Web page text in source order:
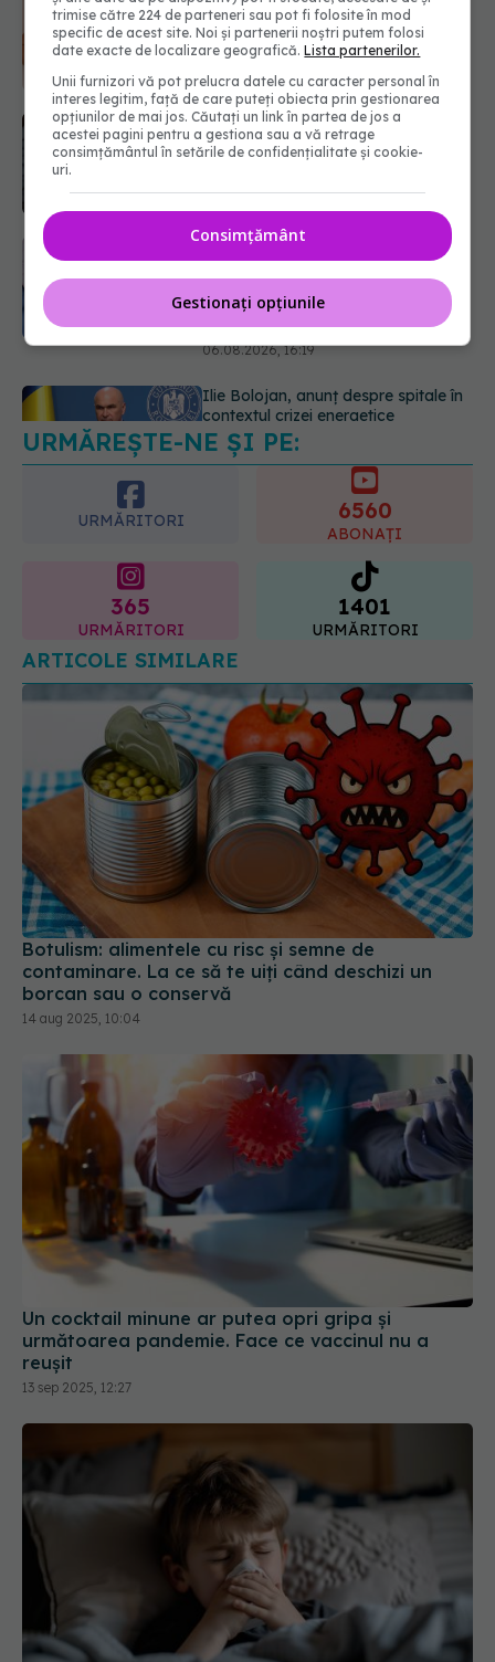
explică de ce a luat măsura
06.08.2026, 16:37
Cum aleg medicii combinația
potrivită de medicamente pentru
hipertensiune. De ce doi pacienți cu
aceeași tensiune pot primi
Ilie Bolojan, anunț despre spitale în
contextul crizei energetice
care pot fi tratate fără operație. Dr.
Sorin Bogdan (SANADOR): Chirurgia
este indicată doar punctual, pentru
anumite categorii de paciente
URMĂREȘTE-NE ȘI PE:
URMĂRITORI 6560
365 1401
URMĂRITORI
ARTICOLE SIMILARE
Botulism: alimentele cu risc și semne de
contaminare. La ce să te uiți când deschizi un
borcan sau o conservă
14 aug 2025, 10:04
Un cocktail minune ar putea opri gripa și
următoarea pandemie. Face ce vaccinul nu a
reușit
EXCLUSIV
Marinescu: Cum explică părinții antivacciniști
moartea unui copil dintr-o boală prevenibilă
trimise către 224 de parteneri sau pot fi folosite în mod
specific de acest site. Noi și partenerii noștri putem folosi
date exacte de localizare geografică.Lista partenerilor.
Unii furnizori vă pot prelucra datele cu caracter personal în
interes legitim, față de care puteți obiecta prin gestionarea
opțiunilor de mai jos. Căutați un link în partea de jos a
acestei pagini pentru a gestiona sau a vă retrage
consimțământul în setările de confidențialitate și cookie-
uri.
Consimțământ
Gestionați opțiunile